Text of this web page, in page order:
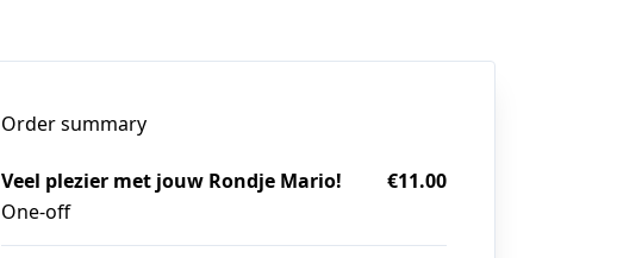
Order summary
Veel plezier met jouw Rondje Mario!
One-off
€11.00